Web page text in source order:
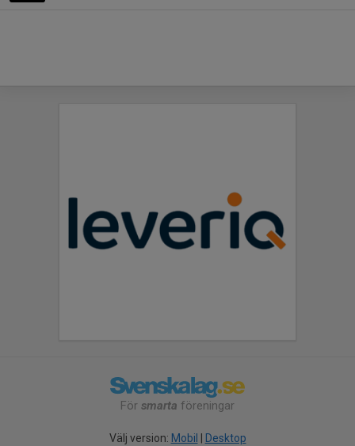
För smarta föreningar
Välj version: Mobil | Desktop